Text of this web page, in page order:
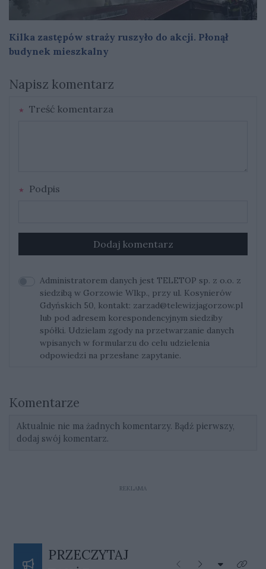
Kilka zastępów straży ruszyło do akcji. Płonął
budynek mieszkalny
Napisz komentarz
Treść komentarza
Podpis
Dodaj komentarz
Administratorem danych jest TELETOP sp. z o.o. z
siedzibą w Gorzowie Wlkp., przy ul. Kosynierów
Gdyńskich 50, kontakt: zarzad@telewizjagorzow.pl
lub pod adresem korespondencyjnym siedziby
spółki. Udzielam zgody na przetwarzanie danych
wpisanych w formularzu do celu udzielenia
odpowiedzi na przesłane zapytanie.
Komentarze
Aktualnie nie ma żadnych komentarzy. Bądź pierwszy,
dodaj swój komentarz.
REKLAMA
PRZECZYTAJ
Rozwiń